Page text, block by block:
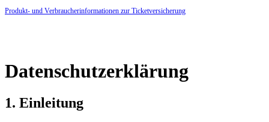
Produkt- und Verbraucherinformationen zur Ticketversicherung
Datenschutzerklärung
1. Einleitung